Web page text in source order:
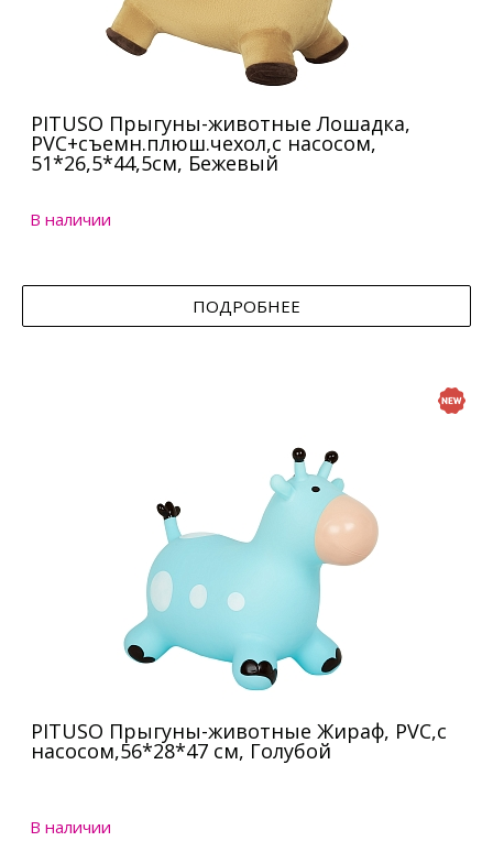
PITUSO Прыгуны-животные Лошадка,
PVC+съемн.плюш.чехол,с насосом,
51*26,5*44,5см, Бежевый
В наличии
ПОДРОБНЕЕ
PITUSO Прыгуны-животные Жираф, PVC,с
насосом,56*28*47 см, Голубой
В наличии